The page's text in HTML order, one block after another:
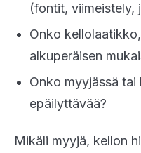
(fontit, viimeistely,
Onko
alkuperäisen
Onko myyjässä tai
epäilyttävää?
Mikäli myyjä, kellon